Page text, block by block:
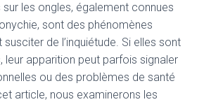
les ongles, également connues
sont des phénomènes
de l’inquiétude. Si elles sont
leur apparition peut parfois signaler
ou des problèmes de santé
article, nous examinerons les